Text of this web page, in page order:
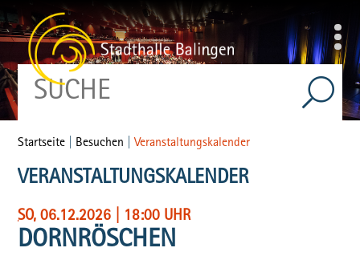
Startseite Besuchen |Veranstaltungskalender
VERANSTALTUNGSKALENDER
SO, 06.12.2026 18:00 UHR
DORNRÖSCHEN